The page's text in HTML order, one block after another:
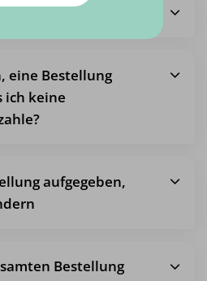
eine Bestellung
ich keine
aufgegeben,
Bestellung